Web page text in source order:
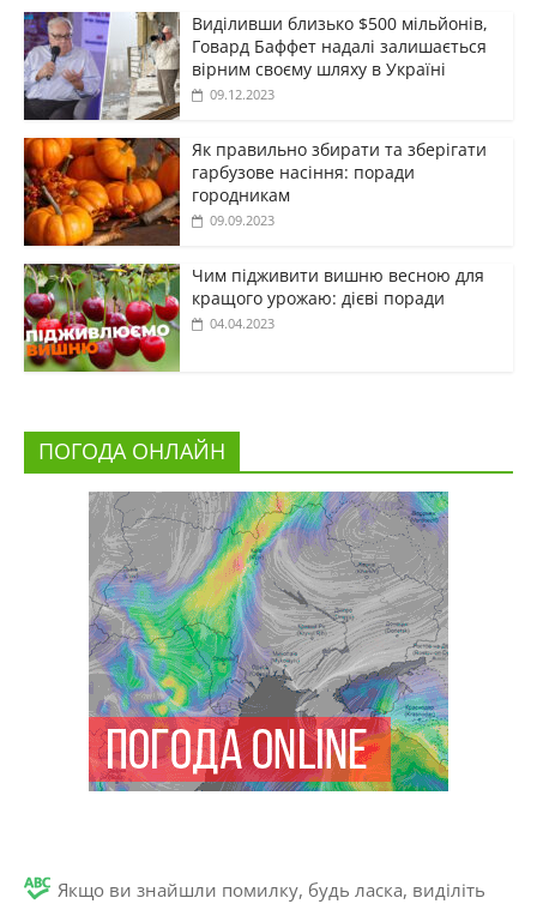
Виділивши близько $500 мільйонів,
Говард Баффет надалі залишається
вірним своєму шляху в Україні
09.12.2023
Як правильно збирати та зберігати
гарбузове насіння: поради
городникам
09.09.2023
Чим підживити вишню весною для
кращого урожаю: дієві поради
04.04.2023
ПОГОДА ОНЛАЙН
Якщо ви знайшли помилку, будь ласка, виділіть